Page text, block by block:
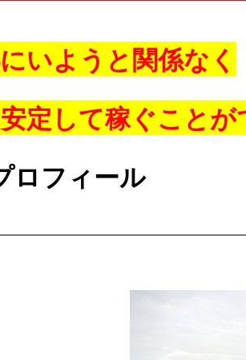
いようと関係なく
定して稼ぐこと
ロフィール